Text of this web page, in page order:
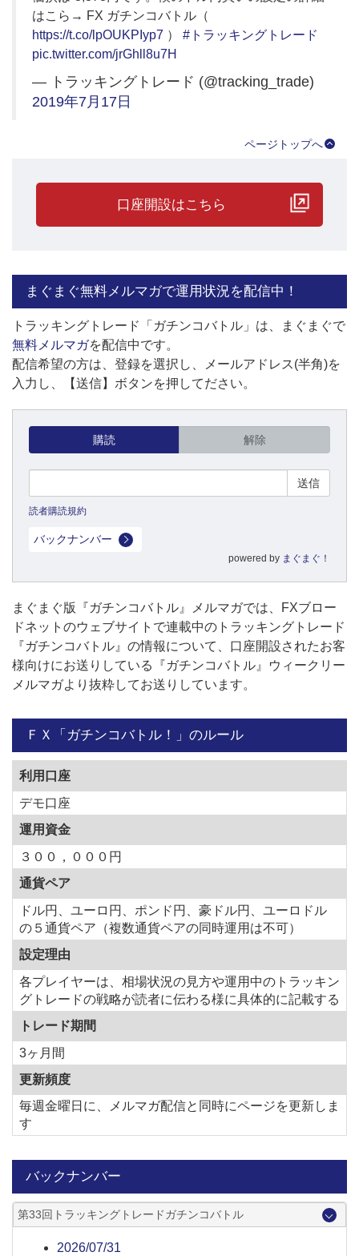
はこら→ FX ガチンコバトル（
https://t.co/lpOUKPIyp7 ） #トラッキングトレード
pic.twitter.com/jrGhll8u7H
— トラッキングトレード (@tracking_trade)
2019年7月17日
ページトップへ
口座開設はこちら
まぐまぐ無料メルマガで運用状況を配信中！
トラッキングトレード「ガチンコバトル」は、まぐまぐで
無料メルマガを配信中です。
配信希望の方は、登録を選択し、メールアドレス(半角)を
入力し、【送信】ボタンを押してださい。
購読 解除
読者購読規約
バックナンバー
powered by まぐまぐ！
まぐまぐ版『ガチンコバトル』メルマガでは、FXブロー
ドネットのウェブサイトで連載中のトラッキングトレード
『ガチンコバトル』の情報について、口座開設されたお客
様向けにお送りしている『ガチンコバトル』ウィークリー
メルマガより抜粋してお送りしています。
ＦＸ「ガチンコバトル！」のルール
利用口座
デモ口座
運用資金
３００，０００円
通貨ペア
ドル円、ユーロ円、ポンド円、豪ドル円、ユーロドル
の５通貨ペア（複数通貨ペアの同時運用は不可）
設定理由
各プレイヤーは、相場状況の見方や運用中のトラッキン
グトレードの戦略が読者に伝わる様に具体的に記載する
トレード期間
3ヶ月間
更新頻度
毎週金曜日に、メルマガ配信と同時にページを更新しま
す
バックナンバー
第33回トラッキングトレードガチンコバトル
2026/07/31